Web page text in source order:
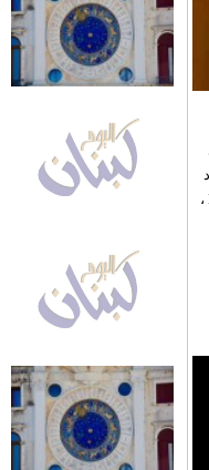
من المشاريع قيد التنفيذ، وجرى التركيز بشكل خاص على مشروعLEAP ،